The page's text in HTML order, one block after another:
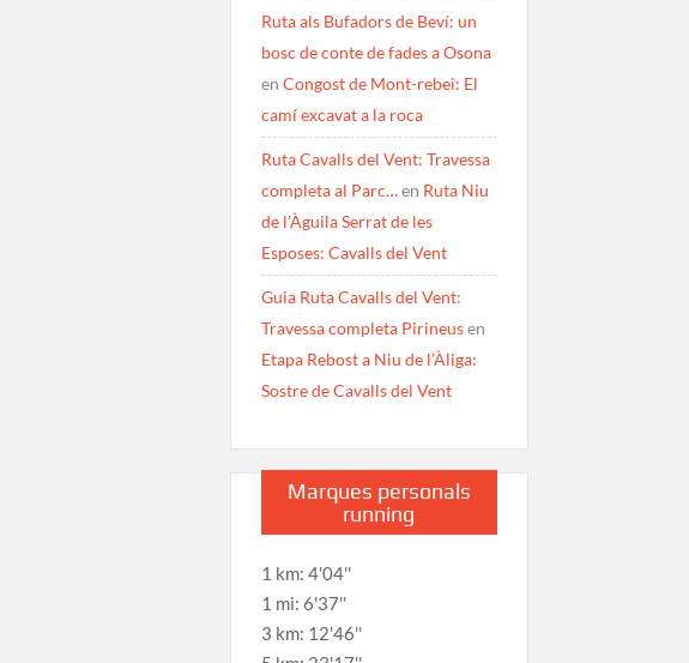
Ruta als Bufadors de Beví: un
bosc de conte de fades a Osona
en Congost de Mont-rebei: El
camí excavat a la roca
Ruta Cavalls del Vent: Travessa
completa al Parc…en Ruta Niu
de l’Àguila Serrat de les
Esposes: Cavalls del Vent
Guia Ruta Cavalls del Vent:
Travessa completa Pirineusen
Etapa Rebost a Niu de l’Àliga:
Sostre de Cavalls del Vent
Marques personals
running
1 km: 4'04''
1 mi: 6'37''
3 km: 12'46''